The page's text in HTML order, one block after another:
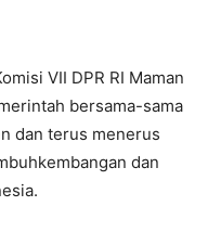
VII DPR RI Maman
bersama-sama
dan terus menerus
dan